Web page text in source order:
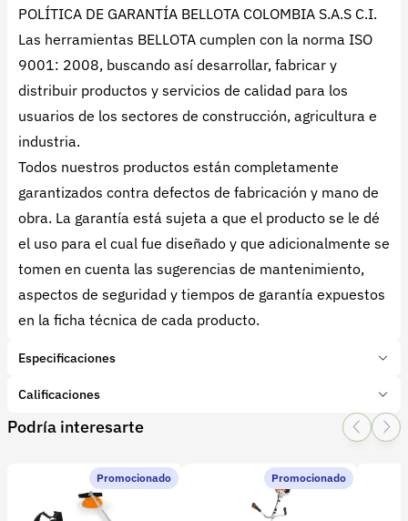
POLÍTICA DE GARANTÍA BELLOTA COLOMBIA S.A.S C.I.
Las herramientas BELLOTA cumplen con la norma ISO
9001: 2008, buscando así desarrollar, fabricar y
distribuir productos y servicios de calidad para los
usuarios de los sectores de construcción, agricultura e
industria.
Todos nuestros productos están completamente
garantizados contra defectos de fabricación y mano de
obra. La garantía está sujeta a que el producto se le dé
el uso para el cual fue diseñado y que adicionalmente se
tomen en cuenta las sugerencias de mantenimiento,
aspectos de seguridad y tiempos de garantía expuestos
en la ficha técnica de cada producto.
Especificaciones
Marca:
BELLOTA
Tipo de producto:Insumo
Subcategoría:Herramientas manuales (Cuchillos, machetes,
Calificaciones
1 Star
2 Star
3 Star4 Star
0 calificaciones
Podría interesarte
Promocionado Promocionado